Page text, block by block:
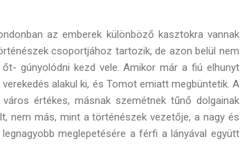
az emberek különböző kasztokra vannak
csoportjához tartozik, de azon belül nem
gúnyolódni kezd vele. Amikor már a fiú elhunyt
alakul ki, és Tomot emiatt megbüntetik. A
értékes, másnak szemétnek tűnő dolgainak
nem más, mint a történészek vezetője, a nagy és
meglepetésére a férfi a lányával együtt